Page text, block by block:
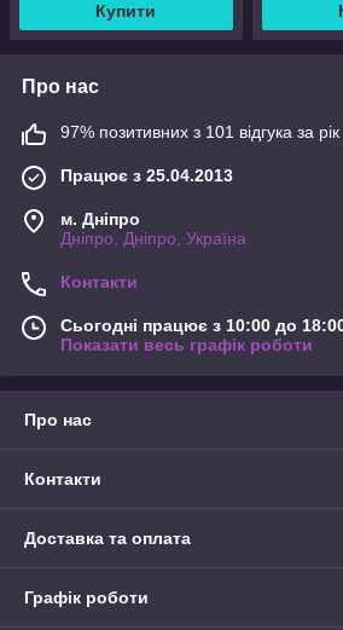
Купити
Про нас
97% позитивних з 101 відгука за рік
Працює з 25.04.2013
м. Дніпро
Дніпро, Дніпро, Україна
Контакти
Сьогодні працює з 10:00 до
Показати весь графік роботи
Про нас
Контакти
Доставка та оплата
Графік роботи